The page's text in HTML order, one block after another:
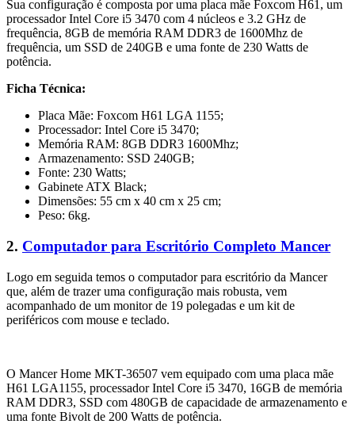
Sua configuração é composta por uma placa mãe Foxcom H61, um
processador Intel Core i5 3470 com 4 núcleos e 3.2 GHz de
frequência, 8GB de memória RAM DDR3 de 1600Mhz de
frequência, um SSD de 240GB e uma fonte de 230 Watts de
potência.
Ficha Técnica:
Placa Mãe: Foxcom H61 LGA 1155;
Processador: Intel Core i5 3470;
Memória RAM: 8GB DDR3 1600Mhz;
Armazenamento: SSD 240GB;
Fonte: 230 Watts;
Gabinete ATX Black;
Dimensões: 55 cm x 40 cm x 25 cm;
Peso: 6kg.
2. Computador para Escritório Completo Mancer
Logo em seguida temos o computador para escritório da Mancer
que, além de trazer uma configuração mais robusta, vem
acompanhado de um monitor de 19 polegadas e um kit de
periféricos com mouse e teclado.
O Mancer Home MKT-36507 vem equipado com uma placa mãe
H61 LGA1155, processador Intel Core i5 3470, 16GB de memória
RAM DDR3, SSD com 480GB de capacidade de armazenamento e
uma fonte Bivolt de 200 Watts de potência.